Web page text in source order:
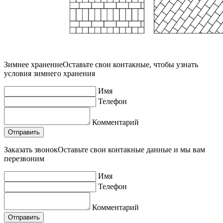
Зимнее хранениеОставьте свои контакные, чтобы узнать
условия зимнего хранения
Имя
Телефон
Комментарий
Заказать звонокОставьте свои контакные данные и мы вам
перезвоним
Имя
Телефон
Комментарий